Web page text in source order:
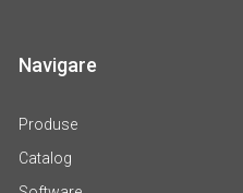
Navigare
Produse
Catalog